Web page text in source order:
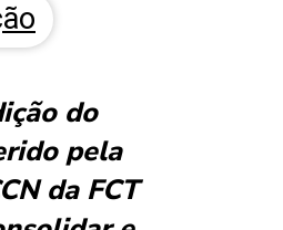
do
pela
da FCT